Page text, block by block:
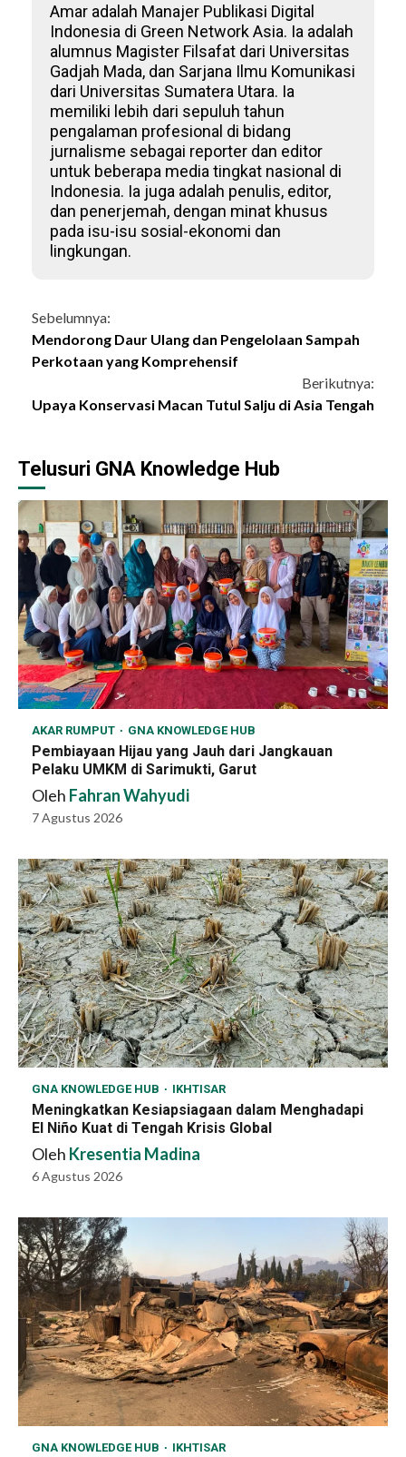
Amar adalah Manajer Publikasi Digital
Indonesia di Green Network Asia. Ia adalah
alumnus Magister Filsafat dari Universitas
Gadjah Mada, dan Sarjana Ilmu Komunikasi
dari Universitas Sumatera Utara. Ia
memiliki lebih dari sepuluh tahun
pengalaman profesional di bidang
jurnalisme sebagai reporter dan editor
untuk beberapa media tingkat nasional di
Indonesia. Ia juga adalah penulis, editor,
dan penerjemah, dengan minat khusus
pada isu-isu sosial-ekonomi dan
lingkungan.
Continue
Reading
Sebelumnya:
Mendorong Daur Ulang dan Pengelolaan Sampah
Perkotaan yang Komprehensif
Berikutnya:
Upaya Konservasi Macan Tutul Salju di Asia Tengah
Telusuri GNA Knowledge Hub
AKAR RUMPUT GNA KNOWLEDGE HUB
Pembiayaan Hijau yang Jauh dari Jangkauan
Pelaku UMKM di Sarimukti, Garut
Oleh Fahran Wahyudi
7 Agustus 2026
GNA KNOWLEDGE HUB IKHTISAR
Meningkatkan Kesiapsiagaan dalam Menghadapi
El Niño Kuat di Tengah Krisis Global
Oleh Kresentia Madina
6 Agustus 2026
GNA KNOWLEDGE HUB IKHTISAR